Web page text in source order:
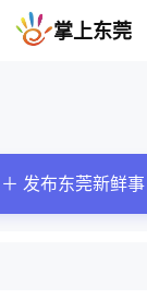
掌上东莞
＋ 发布东莞新鲜事